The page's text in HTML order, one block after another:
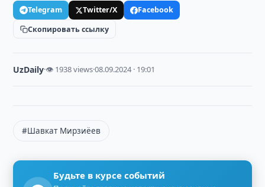
Telegram Twitter/X
Facebook
Скопировать ссылку
UzDaily·👁 1938 views·08.09.2024 · 19:01
#Шавкат Мирзиёев
Будьте в курсе событий